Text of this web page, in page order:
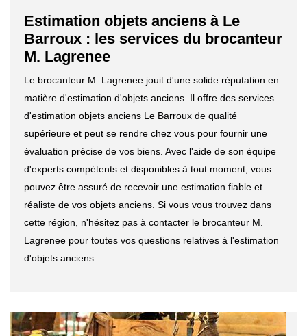
Estimation objets anciens à Le
Barroux : les services du brocanteur
M. Lagrenee
Le brocanteur M. Lagrenee jouit d'une solide réputation en
matière d'estimation d'objets anciens. Il offre des services
d'estimation objets anciens Le Barroux de qualité
supérieure et peut se rendre chez vous pour fournir une
évaluation précise de vos biens. Avec l'aide de son équipe
d'experts compétents et disponibles à tout moment, vous
pouvez être assuré de recevoir une estimation fiable et
réaliste de vos objets anciens. Si vous vous trouvez dans
cette région, n'hésitez pas à contacter le brocanteur M.
Lagrenee pour toutes vos questions relatives à l'estimation
d'objets anciens.